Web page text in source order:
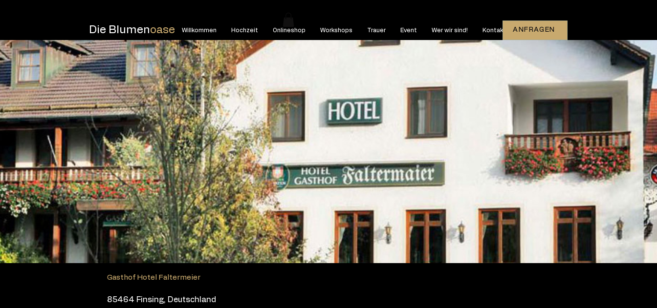
Die Blumenoase Willkommen Hochzeit Onlineshop Workshops Trauer Event Wer wir sind! Kontakt ANFRAGEN
Gasthof Hotel Faltermeier
85464 Finsing, Deutschland